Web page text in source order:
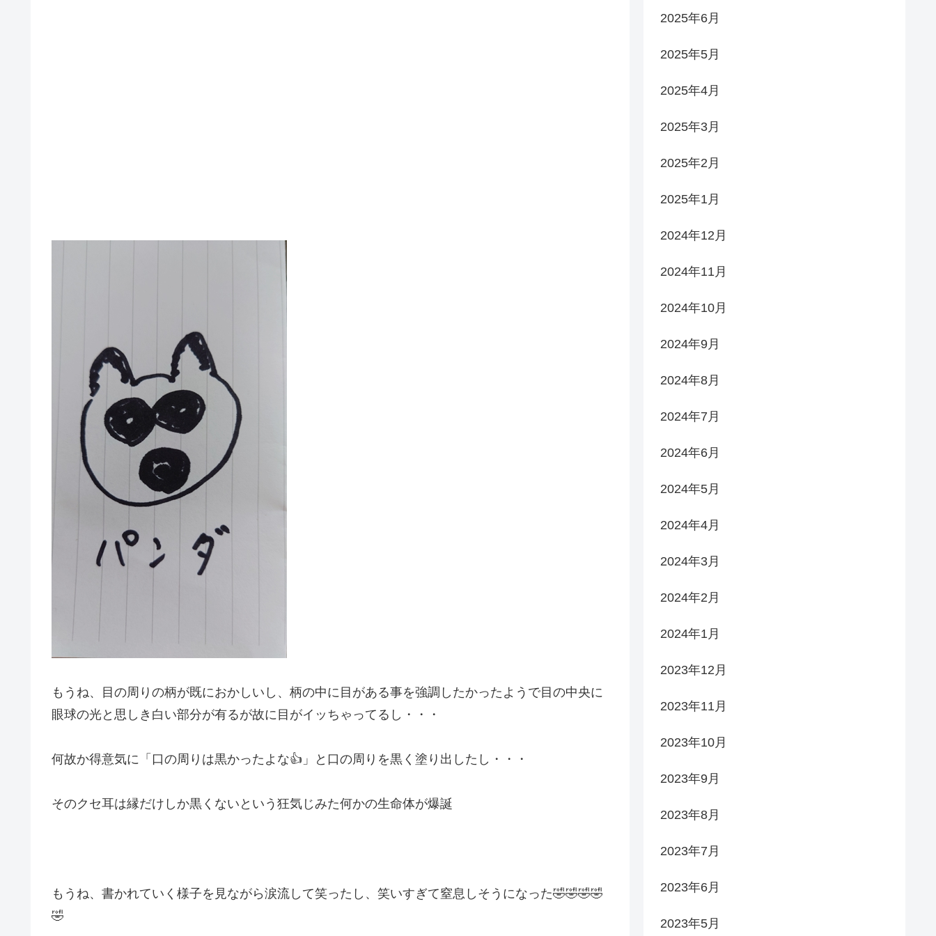
もうね、目の周りの柄が既におかしいし、柄の中に目がある事を強調したかったようで目の中央に
眼球の光と思しき白い部分が有るが故に目がイッちゃってるし・・・
何故か得意気に「口の周りは黒かったよな👍」と口の周りを黒く塗り出したし・・・
そのクセ耳は縁だけしか黒くないという狂気じみた何かの生命体が爆誕
もうね、書かれていく様子を見ながら涙流して笑ったし、笑いすぎて窒息しそうになった🤣🤣🤣🤣
🤣
2025年6月
2025年5月
2025年4月
2025年3月
2025年2月
2025年1月
2024年12月
2024年11月
2024年10月
2024年9月
2024年8月
2024年7月
2024年6月
2024年5月
2024年4月
2024年3月
2024年2月
2024年1月
2023年12月
2023年11月
2023年10月
2023年9月
2023年8月
2023年7月
2023年6月
2023年5月